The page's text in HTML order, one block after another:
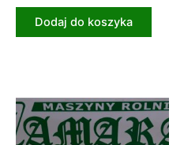
na
Dodaj do koszyka